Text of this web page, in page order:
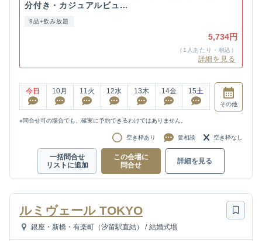
分付き・カジュアルビュ...
8品+飲み放題
5,734円
（1人あたり・税込）
詳細を見る
今日 10月 11火 12水 13木 14金 15土
その他
※問合せ可の場合でも、確実に予約できるわけではありません。
空き枠あり 要相談 空き枠なし
一括問合せ
リストに追加
この会場に
問合せ
詳細を見る
ルミヴェール TOKYO
銀座・新橋・有楽町（汐留駅直結） / 結婚式場